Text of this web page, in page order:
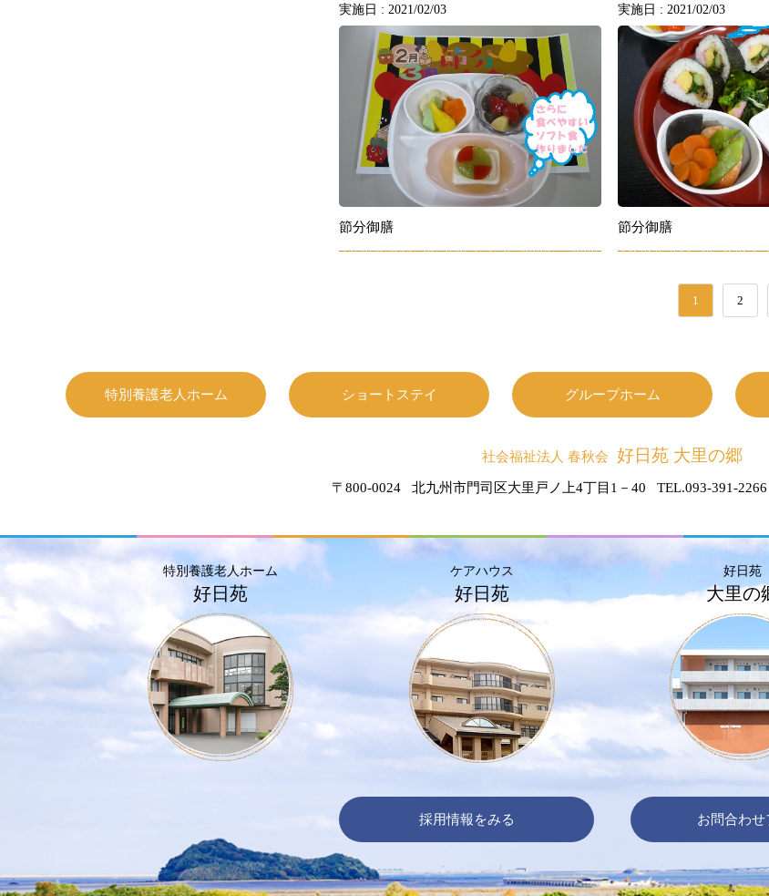
実施日 : 2021/02/03
節分御膳
実施日 : 2021/02/03
節分御膳
1 2
特別養護老人ホーム ショートステイ グループホーム
社会福祉法人 春秋会 好日苑 大里の郷
〒800-0024 北九州市門司区大里戸ノ上4丁目1－40 TEL.093-391-
特別養護老人ホーム
好日苑
ケアハウス
好日苑
好日苑
大里の
採用情報をみる お問合わせ